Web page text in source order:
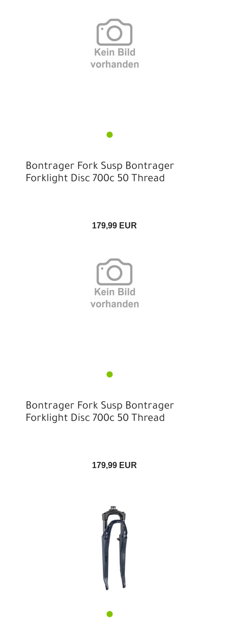
Bontrager Fork Susp Bontrager
Forklight Disc 700c 50 Thread
179,99 EUR
Bontrager Fork Susp Bontrager
Forklight Disc 700c 50 Thread
179,99 EUR